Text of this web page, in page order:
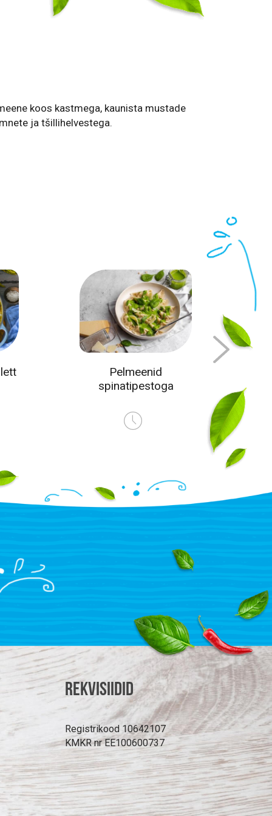
koos kastmega, kaunista mustade
ja tšillihelvestega.
Pelmeenid
spinatipestoga
Rekvisiidid
Registrikood 10642107
KMKR nr EE100600737